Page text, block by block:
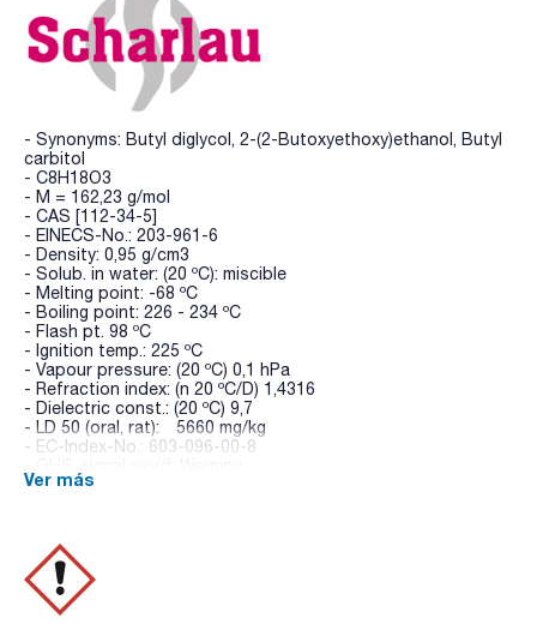
- Synonyms: Butyl diglycol, 2-(2-Butoxyethoxy)ethanol, Butyl
carbitol
- C8H18O3
- M = 162,23 g/mol
- CAS [112-34-5]
- EINECS-No.: 203-961-6
- Density: 0,95 g/cm3
- Solub. in water: (20 ºC): miscible
- Melting point: -68 ºC
- Boiling point: 226 - 234 ºC
- Flash pt. 98 ºC
- Ignition temp.: 225 ºC
- Vapour pressure: (20 ºC) 0,1 hPa
- Refraction index: (n 20 ºC/D) 1,4316
- Dielectric const.: (20 ºC) 9,7
- LD 50 (oral, rat): 5660 mg/kg
- EC-Index-No.: 603-096-00-8
- GHS-H sentences: H319
- Tariff number: 2909 43 00 00
SPECIFICATIONS
assay (G.C.): min. 99 %
identity (IR-spectrum): passes test
Ver más